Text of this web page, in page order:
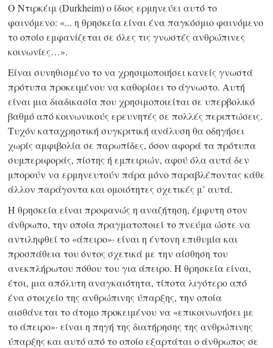
Ο Ντιρκέιμ (Durkheim) ο ίδιος ερμηνεύει αυτό το
φαινόμενο: «... η θρησκείαείναι ένα παγκόσμιο φαινόμενο
το οποίο εμφανίζεται σε όλες τις γνωστές ανθρώπινες
κοινωνίες…».
Είναι συνηθισμένο το να χρησιμοποιήσει κανείς γνωστά
πρότυπα προκειμένου να καθορίσει το άγνωστο. Αυτή
είναι μια διαδικασία που χρησιμοποιείται σε υπερβολικό
βαθμό από κοινωνικούς ερευνητές σε πολλές περιπτώσεις.
Τυχόν καταχρηστική συγκριτική ανάλυση θα οδηγήσει
χωρίς αμφιβολία σε παρωπίδες, όσον αφορά τα πρότυπα
συμπεριφοράς, πίστης ή εμπειριών, αφού όλα αυτά δεν
μπορούν να ερμηνευτούν πάρα μόνο παραβλέποντας κάθε
άλλον παράγοντα και ομοιότητες σχετικές μ’ αυτά.
Η θρησκεία είναι προφανώς η αναζήτηση, έμφυτη στον
άνθρωπο, την οποία πραγματοποιεί το πνεύμα ώστε να
αντιληφθεί το «άπειρο»· είναι η έντονη επιθυμία και
προσπάθεια του όντος σχετικά με την αίσθηση του
ανεκπλήρωτου πόθου του για άπειρο. Η θρησκεία είναι,
έτσι, μια απόλυτη αναγκαιότητα, τίποτα λιγότερο από
ένα στοιχείο της ανθρώπινης ύπαρξης, την οποία
αισθάνεται το άτομο προκειμένου να «επικοινωνήσει με
το άπειρο»· είναι η πηγή της διατήρησης της ανθρώπινης
ύπαρξης και αυτό από το οποίο εξαρτάται ο άνθρωπος σε